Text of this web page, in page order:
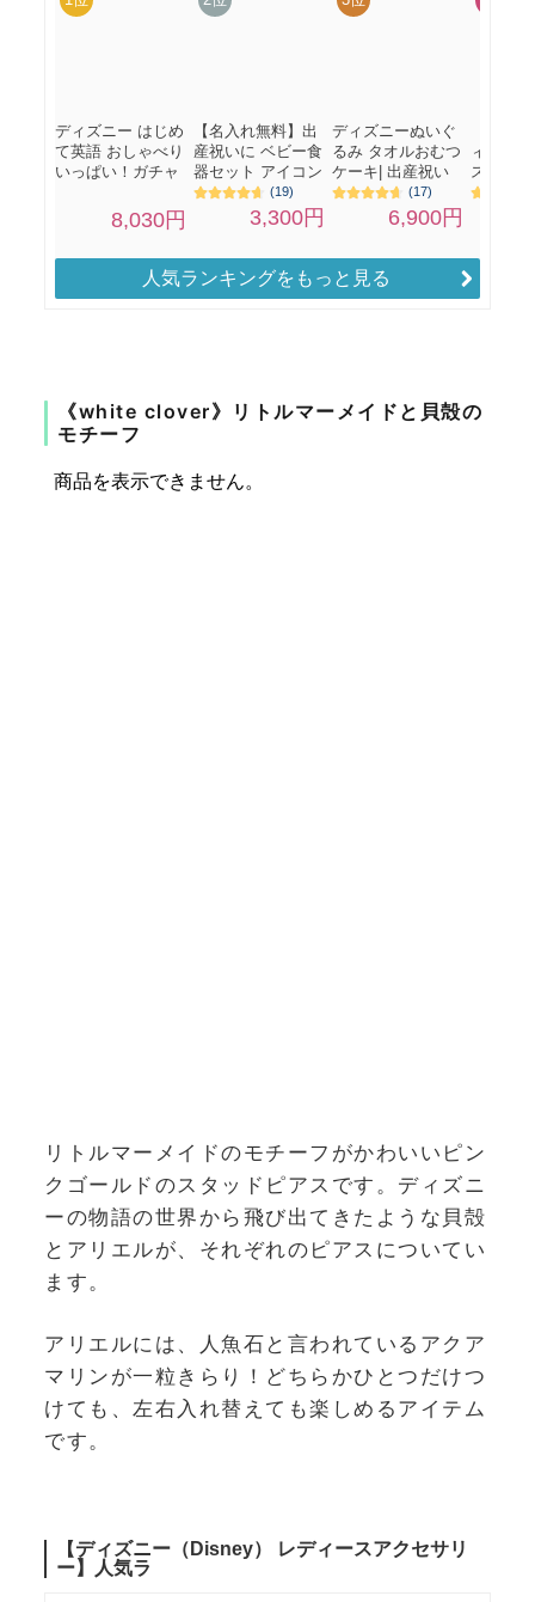
人気ランキングをもっと見る
《white clover》リトルマーメイドと貝殻の
モチーフ
リトルマーメイドのモチーフがかわいいピン
クゴールドのスタッドピアスです。ディズニ
ーの物語の世界から飛び出てきたような貝殻
とアリエルが、それぞれのピアスについてい
ます。
アリエルには、人魚石と言われているアクア
マリンが一粒きらり！どちらかひとつだけつ
けても、左右入れ替えても楽しめるアイテム
です。